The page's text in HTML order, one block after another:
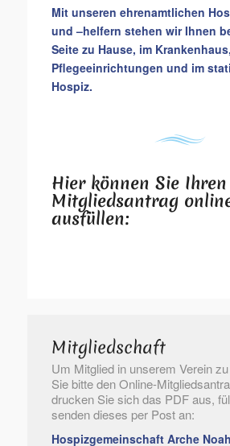
Mit unseren ehrenamtlichen
und –helfern stehen wir Ihnen
Seite zu Hause, im
Pflegeeinrichtungen und im
Hospiz.
Hier können Sie Ihren
Mitgliedsantrag
ausfüllen:
Mitgliedschaft
Um Mitglied in unserem Verein
Sie bitte den Online-
drucken Sie sich das PDF aus,
senden dieses per Post an:
Hospizgemeinschaft Arche